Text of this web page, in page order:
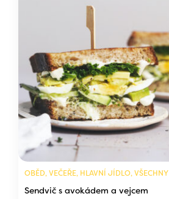
OBĚD, VEČEŘE, HLAVNÍ JÍDLO, VŠECHNY
Sendvič s avokádem a vejcem